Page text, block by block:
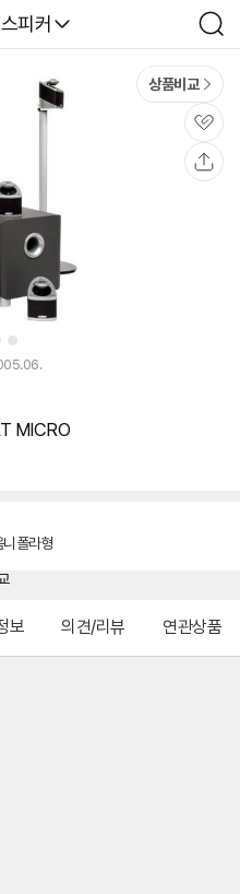
피커
검
색
3
상품비교
관
심
MICRO
니폴라형
보 의견/리뷰 연관상품